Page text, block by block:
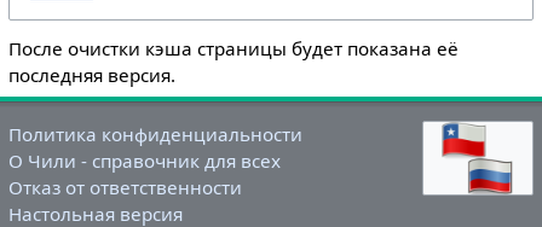
После очистки кэша страницы будет показана её
последняя версия.
Политика конфиденциальности
О Чили - справочник для всех
Отказ от ответственности
Настольная версия